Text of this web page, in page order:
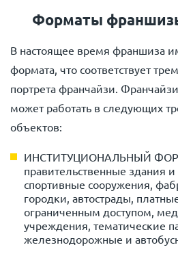
Форматы
В настоящее время франшиза
формата, что соответствует
портрета франчайзи.
может работать в следующих
объектов:
ИНСТИТУЦИОНАЛЬНЫЙ
правительственные здания
спортивные сооружения,
городки, автострады,
ограниченным доступом,
учреждения, тематические
железнодорожные и